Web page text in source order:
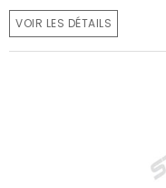
VOIR LES DÉTAILS